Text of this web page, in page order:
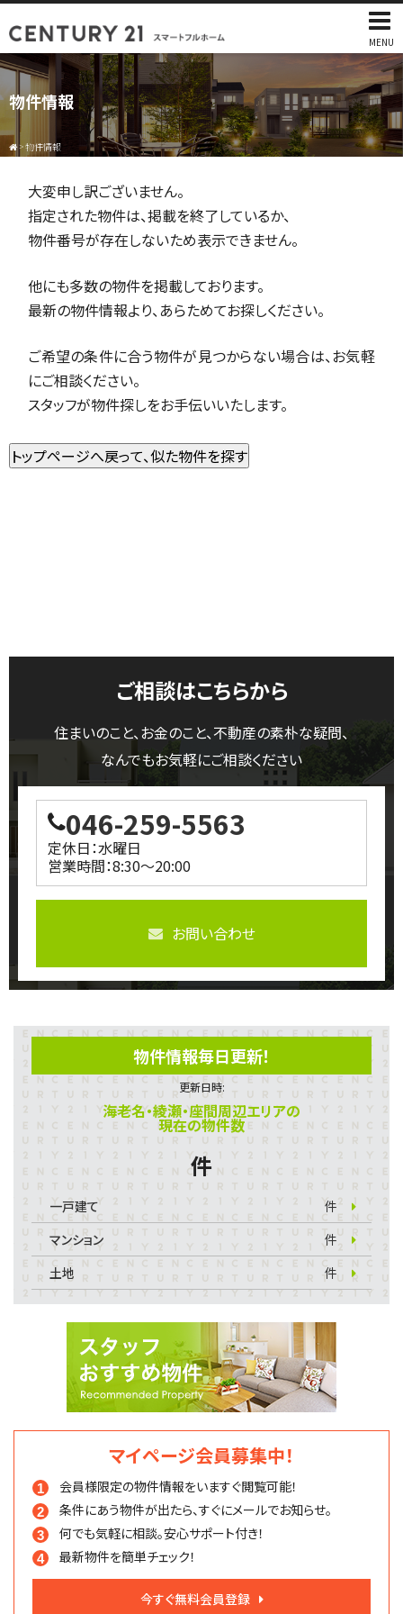
MENU
物件情報
>物件情報
大変申し訳ございません。
指定された物件は、掲載を終了しているか、
物件番号が存在しないため表示できません。
他にも多数の物件を掲載しております。
最新の物件情報より、あらためてお探しください。
ご希望の条件に合う物件が見つからない場合は、お気軽
にご相談ください。
スタッフが物件探しをお手伝いいたします。
ご相談はこちらから
住まいのこと、お金のこと、不動産の素朴な疑問、
なんでもお気軽にご相談ください
046-259-5563
定休日：水曜日
営業時間：8:30～20:00
お問い合わせ
物件情報毎日更新！
更新日時:
海老名・綾瀬・座間周辺エリアの
現在の物件数
件
一戸建て
件
マンション
件
土地
件
マイページ会員募集中！
会員様限定の物件情報をいますぐ閲覧可能！
条件にあう物件が出たら、すぐにメールでお知らせ。
何でも気軽に相談。安心サポート付き！
最新物件を簡単チェック！
今すぐ無料会員登録